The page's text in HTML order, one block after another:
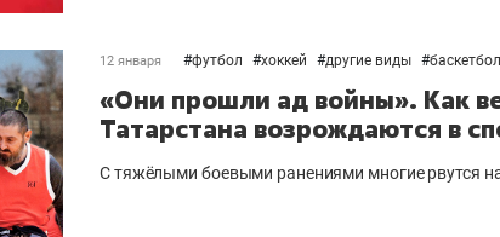
12 января #футбол #хоккей #другие виды #баскетбол
«Они прошли ад войны». Как
Татарстана возрождаются в
С тяжёлыми боевыми ранениями многие рвутся